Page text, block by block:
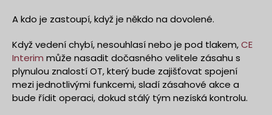
A kdo je zastoupí, když je někdo na dovolené.
Když vedení chybí, nesouhlasí nebo je pod tlakem,CE
Interim může nasadit dočasného velitele zásahu s
plynulou znalostí OT, který bude zajišťovat spojení
mezi jednotlivými funkcemi, sladí zásahové akce a
bude řídit operaci, dokud stálý tým nezíská kontrolu.